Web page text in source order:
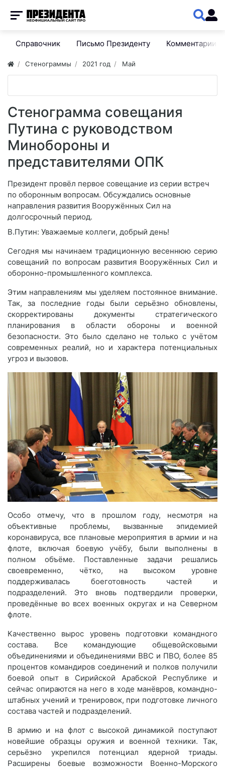
Справочник Письмо Президенту Комментарии
Стенограммы 2021 год Май
Стенограмма совещания
Путина с руководством
Минобороны и
представителями ОПК
Президент провёл первое совещание из серии встреч
по оборонным вопросам. Обсуждались основные
направления развития Вооружённых Сил на
долгосрочный период.
В.Путин: Уважаемые коллеги, добрый день!
Сегодня мы начинаем традиционную весеннюю серию
совещаний по вопросам развития Вооружённых Сил и
оборонно-промышленного комплекса.
Этим направлениям мы уделяем постоянное внимание.
Так, за последние годы были серьёзно обновлены,
скорректированы документы стратегического
планирования в области обороны и военной
безопасности. Это было сделано не только с учётом
современных реалий, но и характера потенциальных
угроз и вызовов.
Особо отмечу, что в прошлом году, несмотря на
объективные проблемы, вызванные эпидемией
коронавируса, все плановые мероприятия в армии и на
флоте, включая боевую учёбу, были выполнены в
полном объёме. Поставленные задачи решались
своевременно, чётко, на высоком уровне
поддерживалась боеготовность частей и
подразделений. Это вновь подтвердили проверки,
проведённые во всех военных округах и на Северном
флоте.
Качественно вырос уровень подготовки командного
состава. Все командующие общевойсковыми
объединениями и объединениями ВВС и ПВО, более 85
процентов командиров соединений и полков получили
боевой опыт в Сирийской Арабской Республике и
сейчас опираются на него в ходе манёвров, командно-
штабных учений и тренировок, при подготовке личного
состава частей и подразделений.
В армию и на флот с высокой динамикой поступают
новейшие образцы оружия и военной техники. Так,
серьёзно укрепился потенциал ядерной триады.
Расширены боевые возможности Военно-Морского